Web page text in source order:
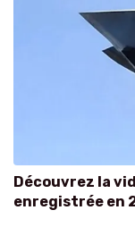
Découvrez la
enregistrée en